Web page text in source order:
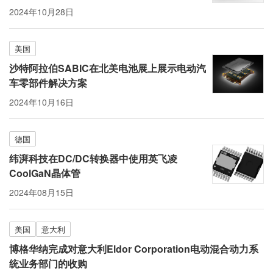
2024年10月28日
美国
沙特阿拉伯SABIC在北美电池展上展示电动汽
车零部件解决方案
2024年10月16日
德国
纬湃科技在DC/DC转换器中使用英飞凌
CoolGaN晶体管
2024年08月15日
美国 意大利
博格华纳完成对意大利Eldor Corporation电动混合动力系
统业务部门的收购